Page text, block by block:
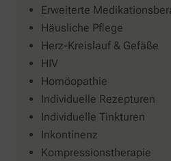
Erweiterte
Häusliche Pflege
Herz-Kreislauf & Gefäße
HIV
Homöopathie
Individuelle Rezepturen
Individuelle Tinkturen
Inkontinenz
Kompressionstherapie